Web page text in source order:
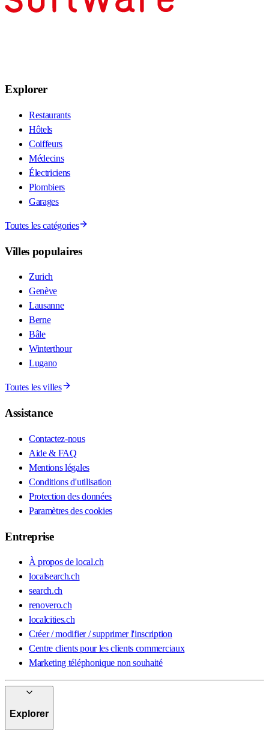
Explorer
Restaurants
Hôtels
Coiffeurs
Médecins
Électriciens
Plombiers
Garages
Toutes les catégories
Villes populaires
Zurich
Genève
Lausanne
Berne
Bâle
Winterthour
Lugano
Toutes les villes
Assistance
Contactez-nous
Aide & FAQ
Mentions légales
Conditions d'utilisation
Protection des données
Paramètres des cookies
Entreprise
À propos de local.ch
localsearch.ch
search.ch
renovero.ch
localcities.ch
Créer / modifier / supprimer l'inscription
Centre clients pour les clients commerciaux
Marketing téléphonique non souhaité
Explorer